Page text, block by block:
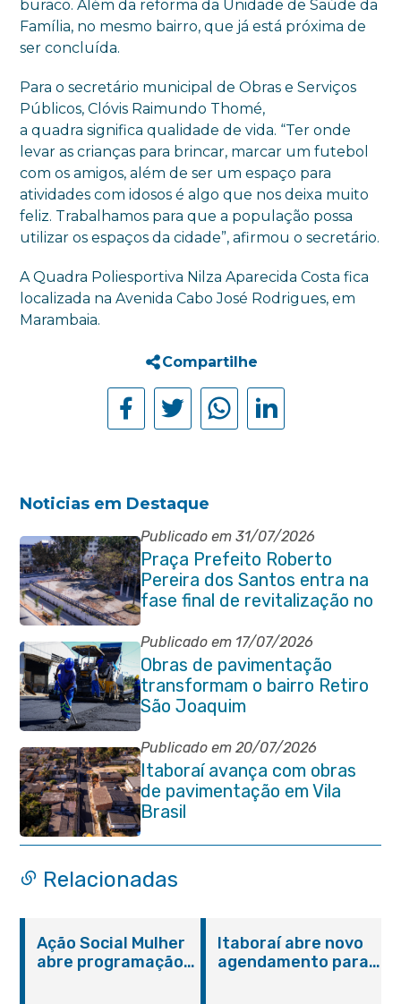
buraco. Além da reforma da Unidade de Saúde da
Família, no mesmo bairro, que já está próxima de
ser concluída.
Para o secretário municipal de Obras e Serviços
Públicos, Clóvis Raimundo Thomé,
a quadra significa qualidade de vida. “Ter onde
levar as crianças para brincar, marcar um futebol
com os amigos, além de ser um espaço para
atividades com idosos é algo que nos deixa muito
feliz. Trabalhamos para que a população possa
utilizar os espaços da cidade”, afirmou o secretário.
A Quadra Poliesportiva Nilza Aparecida Costa fica
localizada na Avenida Cabo José Rodrigues, em
Marambaia.
Compartilhe
Noticias em Destaque
Publicado em 31/07/2026
Praça Prefeito Roberto
Pereira dos Santos entra na
fase final de revitalização no
Centro de Itaboraí
Publicado em 17/07/2026
Obras de pavimentação
transformam o bairro Retiro
São Joaquim
Publicado em 20/07/2026
Itaboraí avança com obras
de pavimentação em Vila
Brasil
Relacionadas
Ação Social Mulher
abre programação
Itaboraí abre novo
agendamento para